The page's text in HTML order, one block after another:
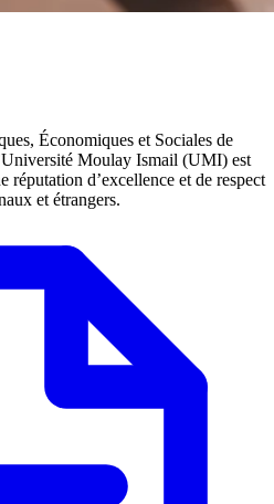
Économiques et Sociales de
Moulay Ismail (UMI) est
réputation d’excellence et de respect
et étrangers.